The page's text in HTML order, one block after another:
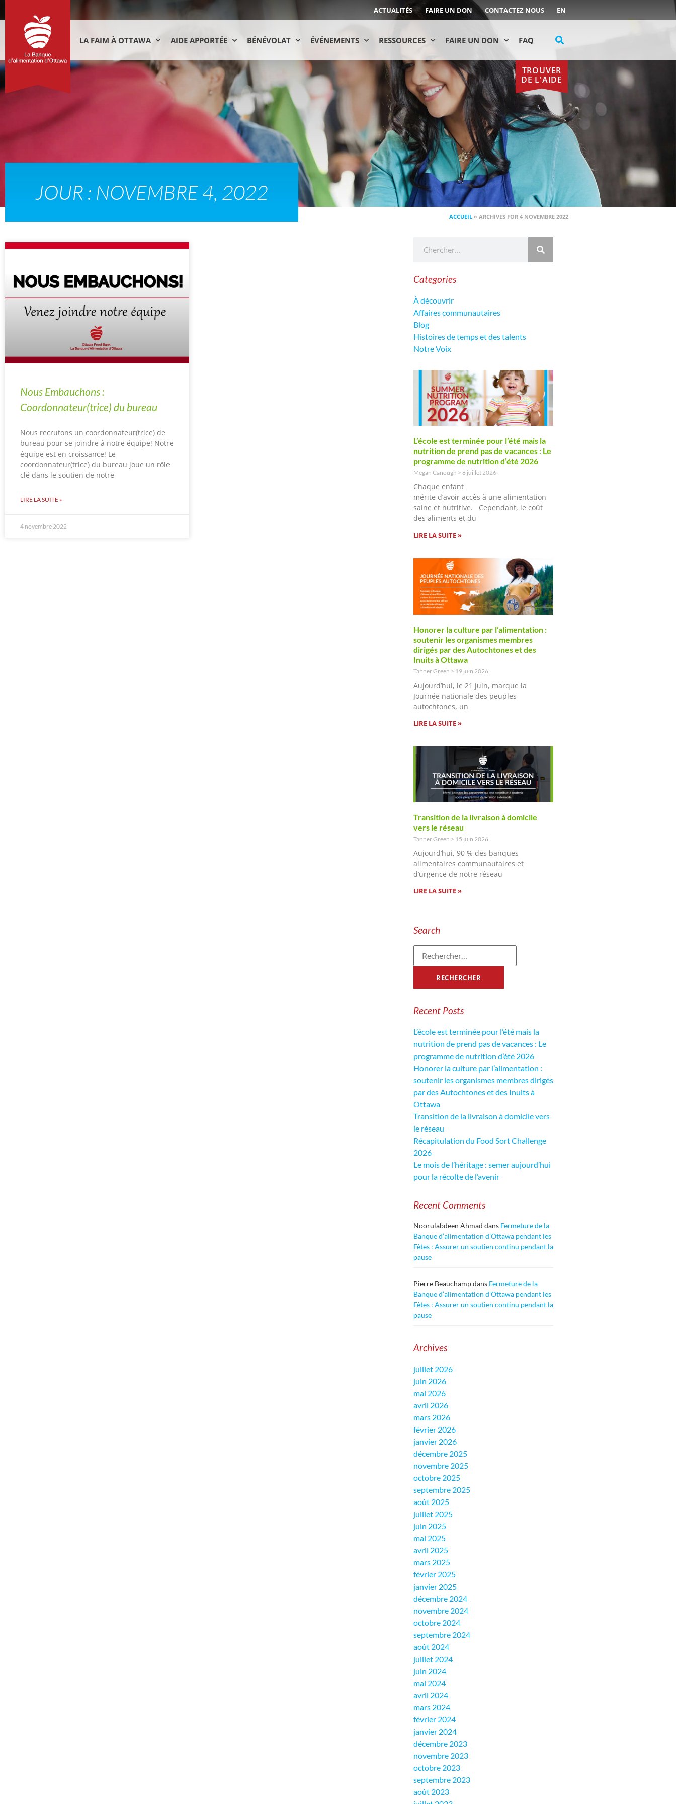
ACTUALITÉS FAIRE UN DON CONTACTEZ NOUS EN
LA FAIM À OTTAWA AIDE APPORTÉE BÉNÉVOLAT ÉVÉNEMENTS RESSOURCES FAIRE UN DON FAQ
TROUVER
DE L'AIDE
JOUR : NOVEMBRE 4, 2022
ACCUEIL » ARCHIVES FOR 4 NOVEMBRE 2022
Nous Embauchons :
Coordonnateur(trice) du bureau
Nous recrutons un coordonnateur(trice) de
bureau pour se joindre à notre équipe! Notre
équipe est en croissance! Le
coordonnateur(trice) du bureau joue un rôle
clé dans le soutien de notre
LIRE LA SUITE »
4 novembre 2022
Categories
À découvrir
Affaires communautaires
Blog
Histoires de temps et des talents
Notre Voix
L’école est terminée pour l’été mais la
nutrition de prend pas de vacances : Le
programme de nutrition d’été 2026
Megan Canough 8 juillet 2026
Chaque enfant
mérite d’avoir accès à une alimentation
saine et nutritive. Cependant, le coût
des aliments et du
LIRE LA SUITE »
Honorer la culture par l’alimentation :
soutenir les organismes membres
dirigés par des Autochtones et des
Inuits à Ottawa
Tanner Green 19 juin 2026
Aujourd’hui, le 21 juin, marque la
Journée nationale des peuples
autochtones, un
LIRE LA SUITE »
Transition de la livraison à domicile
vers le réseau
Tanner Green 15 juin 2026
Aujourd’hui, 90 % des banques
alimentaires communautaires et
d’urgence de notre réseau
LIRE LA SUITE »
Search
Recent Posts
L’école est terminée pour l’été mais la
nutrition de prend pas de vacances : Le
programme de nutrition d’été 2026
Honorer la culture par l’alimentation :
soutenir les organismes membres dirigés
par des Autochtones et des Inuits à
Ottawa
Transition de la livraison à domicile vers
le réseau
Récapitulation du Food Sort Challenge
2026
Le mois de l’héritage : semer aujourd’hui
pour la récolte de l’avenir
Recent Comments
Noorulabdeen Ahmad dans Fermeture de la
Banque d’alimentation d’Ottawa pendant les
Fêtes : Assurer un soutien continu pendant la
pause
Pierre Beauchampdans Fermeture de la
Banque d’alimentation d’Ottawa pendant les
Fêtes : Assurer un soutien continu pendant la
pause
Archives
juillet 2026
juin 2026
mai 2026
avril 2026
mars 2026
février 2026
janvier 2026
décembre 2025
novembre 2025
octobre 2025
septembre 2025
août 2025
juillet 2025
juin 2025
mai 2025
avril 2025
mars 2025
février 2025
janvier 2025
décembre 2024
novembre 2024
octobre 2024
septembre 2024
août 2024
juillet 2024
juin 2024
mai 2024
avril 2024
mars 2024
février 2024
janvier 2024
décembre 2023
novembre 2023
octobre 2023
septembre 2023
août 2023